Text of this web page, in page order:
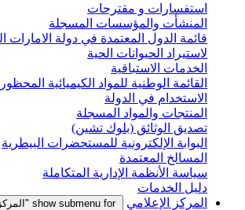
استفسارات و مقترحات
المنشأت والمؤسسات المسجلة
قائمة الدول المعتمدة في دولة الامارات
لاستيراد الحيوانات الحية
الخدمات الاستباقية
القائمة الوطنية للمواد الكيميائية
الاستخدام في الدولة
المنتجات والمواد المسجلة
تصديق الوثائق (بلوك تشين)
البوابة الإلكترونية للمستحضرات البيطرية
المسالخ المعتمدة
سياسة الأنظمة الإدارية المتكاملة
دليل الخدمات
المركز الإعلامي
show submenu for "المركز الإعلامي"